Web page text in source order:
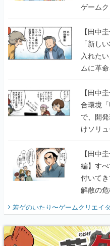
ゲーム
【若ゲ
【田中
「新し
入れた
ムに革
のいた
【田中
合環境
で、開
けソリ
に行っ
【田中
編】す
付いて
解散の
『少年
り】
若ゲのいたり〜ゲームクリエイ